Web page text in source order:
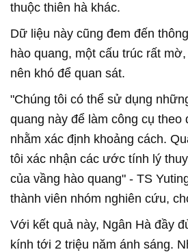
thuộc thiên hà khác.
Dữ liệu này cũng đem đến
hào quang, một cấu trúc rất
nên khó để quan sát.
"Chúng tôi có thể sử dụng
quang này để làm công cụ theo
nhằm xác định khoảng cách.
tôi xác nhận các ước tính lý
của vầng hào quang" - TS
thành viên nhóm nghiên cứu,
Với kết quả này, Ngân Hà đầy
kính tới 2 triệu năm ánh sáng.